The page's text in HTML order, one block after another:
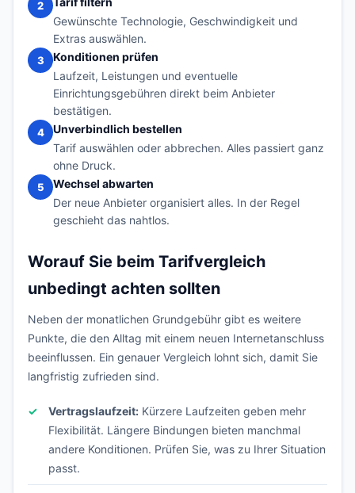
2
Gewünschte Technologie, Geschwindigkeit und
Extras auswählen.
3
Konditionen prüfen
Laufzeit, Leistungen und eventuelle
Einrichtungsgebühren direkt beim Anbieter
bestätigen.
4
Unverbindlich bestellen
Tarif auswählen oder abbrechen. Alles passiert ganz
ohne Druck.
5
Wechsel abwarten
Der neue Anbieter organisiert alles. In der Regel
geschieht das nahtlos.
Worauf Sie beim Tarifvergleich
unbedingt achten sollten
Neben der monatlichen Grundgebühr gibt es weitere
Punkte, die den Alltag mit einem neuen Internetanschluss
beeinflussen. Ein genauer Vergleich lohnt sich, damit Sie
langfristig zufrieden sind.
Vertragslaufzeit: Kürzere Laufzeiten geben mehr
Flexibilität. Längere Bindungen bieten manchmal
andere Konditionen. Prüfen Sie, was zu Ihrer Situation
passt.